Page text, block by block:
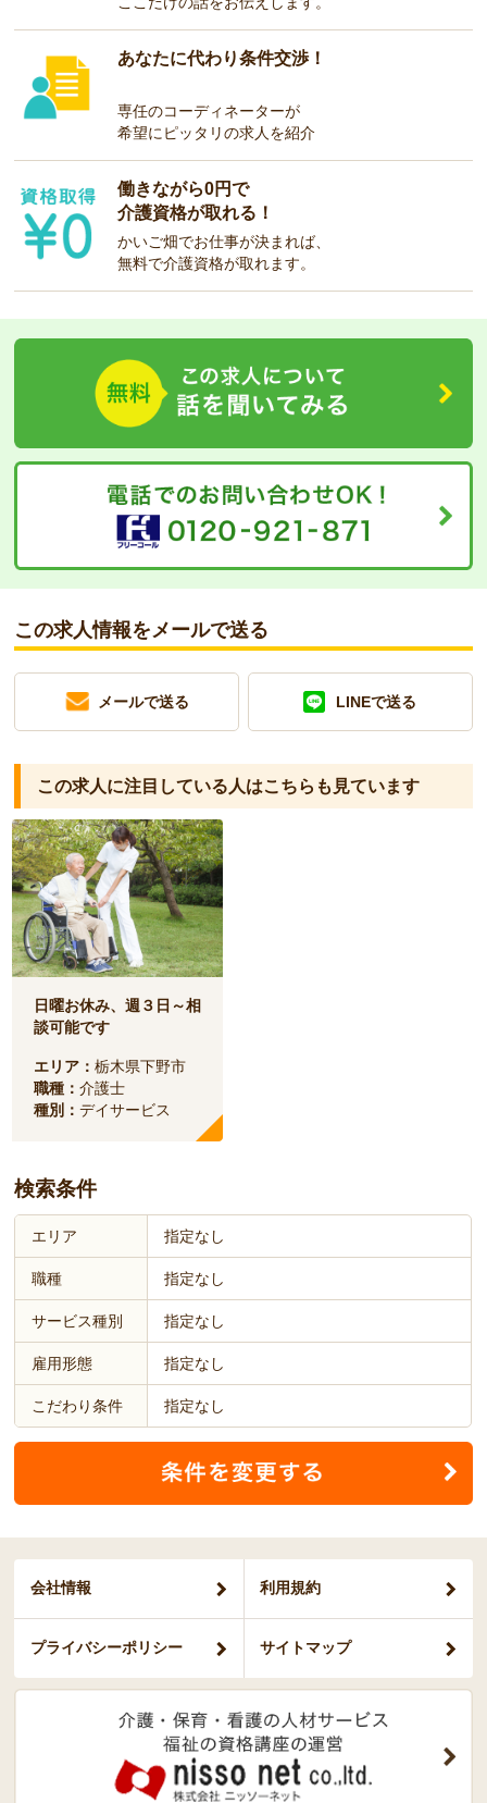
あなたに代わり条件交渉！
専任のコーディネーターが
希望にピッタリの求人を紹介
働きながら0円で
介護資格が取れる！
かいご畑でお仕事が決まれば、
無料で介護資格が取れます。
この求人情報をメールで送る
メールで送る LINEで送る
この求人に注目している人はこちらも見ています
日曜お休み、週３日～相
談可能です
エリア： 栃木県下野市
職種： 介護士
種別： デイサービス
検索条件
エリア 指定なし
職種 指定なし
サービス種別 指定なし
雇用形態 指定なし
こだわり条件 指定なし
会社情報 利用規約
プライバシーポリシー サイトマップ